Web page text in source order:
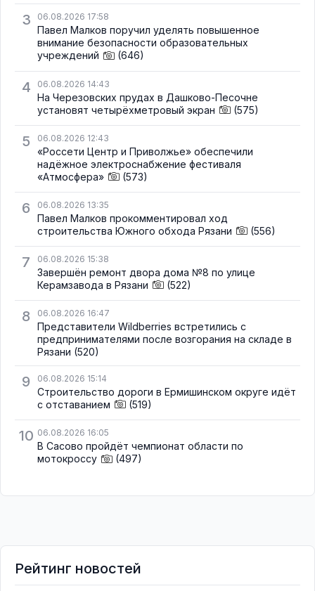
3 06.08.2026 17:58
Павел Малков поручил уделять повышенное
внимание безопасности образовательных
учреждений
(646)
4 06.08.2026 14:43
На Черезовских прудах в Дашково-Песочне
установят четырёхметровый экран
(575)
5 06.08.2026 12:43
«Россети Центр и Приволжье» обеспечили
надёжное электроснабжение фестиваля
«Атмосфера»
(573)
6 06.08.2026 13:35
Павел Малков прокомментировал ход
строительства Южного обхода Рязани
(556)
7 06.08.2026 15:38
Завершён ремонт двора дома №8 по улице
Керамзавода в Рязани
(522)
8 06.08.2026 16:47
Представители Wildberries встретились с
предпринимателями после возгорания на складе в
Рязани (520)
9 06.08.2026 15:14
Строительство дороги в Ермишинском округе идёт
с отставанием
(519)
10 06.08.2026 16:05
В Сасово пройдёт чемпионат области по
мотокроссу
(497)
Рейтинг новостей